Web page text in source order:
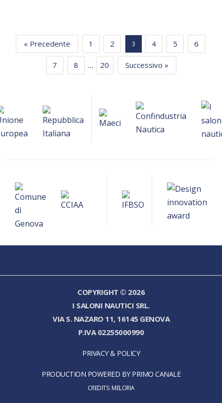
« Precedente 1 2 3 4 5 6
7 8 … 20 Successivo »
COPYRIGHT © 2026
I SALONI NAUTICI SRL.
VIA S. NAZARO 11, 16145 GENOVA
P.IVA 02255000990
PRIVACY & POLICY
PRODUCTION POWERED BY PRIMO CANALE
CREDITS: MELORIA